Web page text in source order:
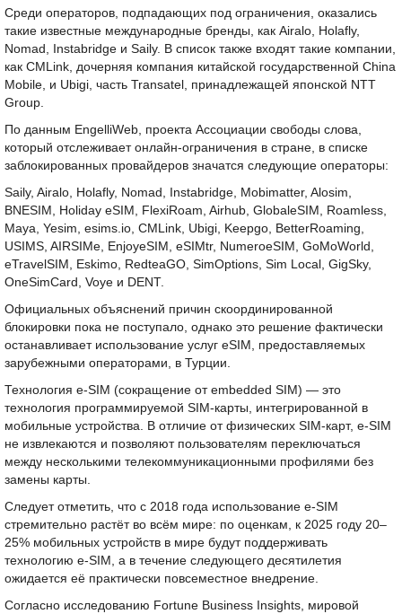
Среди операторов, подпадающих под ограничения, оказались
такие известные международные бренды, как Airalo, Holafly,
Nomad, Instabridge и Saily. В список также входят такие компании,
как CMLink, дочерняя компания китайской государственной China
Mobile, и Ubigi, часть Transatel, принадлежащей японской NTT
Group.
По данным EngelliWeb, проекта Ассоциации свободы слова,
который отслеживает онлайн-ограничения в стране, в списке
заблокированных провайдеров значатся следующие операторы:
Saily, Airalo, Holafly, Nomad, Instabridge, Mobimatter, Alosim,
BNESIM, Holiday eSIM, FlexiRoam, Airhub, GlobaleSIM, Roamless,
Maya, Yesim, esims.io, CMLink, Ubigi, Keepgo, BetterRoaming,
USIMS, AIRSIMe, EnjoyeSIM, eSIMtr, NumeroeSIM, GoMoWorld,
eTravelSIM, Eskimo, RedteaGO, SimOptions, Sim Local, GigSky,
OneSimCard, Voye и DENT.
Официальных объяснений причин скоординированной
блокировки пока не поступало, однако это решение фактически
останавливает использование услуг eSIM, предоставляемых
зарубежными операторами, в Турции.
Технология e-SIM (сокращение от embedded SIM) — это
технология программируемой SIM-карты, интегрированной в
мобильные устройства. В отличие от физических SIM-карт, e-SIM
не извлекаются и позволяют пользователям переключаться
между несколькими телекоммуникационными профилями без
замены карты.
Следует отметить, что с 2018 года использование e-SIM
стремительно растёт во всём мире: по оценкам, к 2025 году 20–
25% мобильных устройств в мире будут поддерживать
технологию e-SIM, а в течение следующего десятилетия
ожидается её практически повсеместное внедрение.
Согласно исследованию Fortune Business Insights, мировой